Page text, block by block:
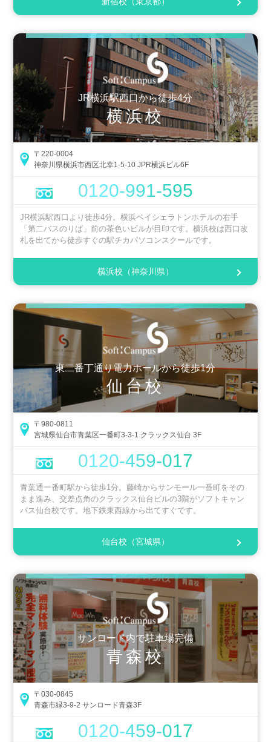
JR横浜駅西口から徒歩4分
横浜校
〒220-0004
神奈川県横浜市西区北幸1-5-10 JPR横浜ビル6F
0120-991-595
JR横浜駅西口より徒歩4分。横浜ベイシェラトンホテルの右手
「第二バスのりば」前の茶色いビルが目印です。横浜校は西口改
札を出てから徒歩すぐの駅チカパソコンスクールです。
横浜校（神奈川県）
東二番丁通り電力ホールから徒歩1分
仙台校
〒980-0811
宮城県仙台市青葉区一番町3-3-1 クラックス仙台 3F
0120-459-017
青葉通一番町駅から徒歩1分。藤崎からサンモール一番町をその
まま進み、交差点角のクラックス仙台ビルの3階がソフトキャン
パス仙台校です。地下鉄東西線から出てすぐです。
仙台校（宮城県）
サンロード内で駐車場完備
青森校
〒030-0845
青森市緑3-9-2 サンロード青森3F
0120-459-017